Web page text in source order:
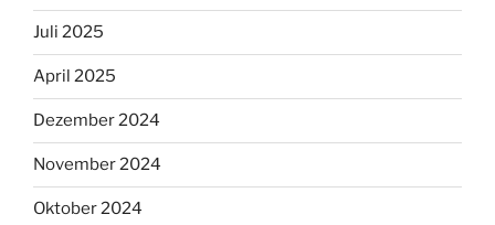
Juli 2025
April 2025
Dezember 2024
November 2024
Oktober 2024